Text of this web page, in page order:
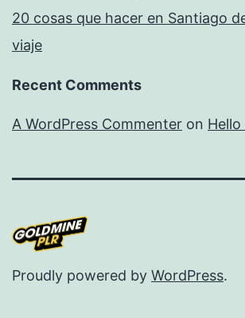
20 cosas que hacer en Santiago
viaje
Recent Comments
A WordPress Commenter on
Proudly powered by WordPress.